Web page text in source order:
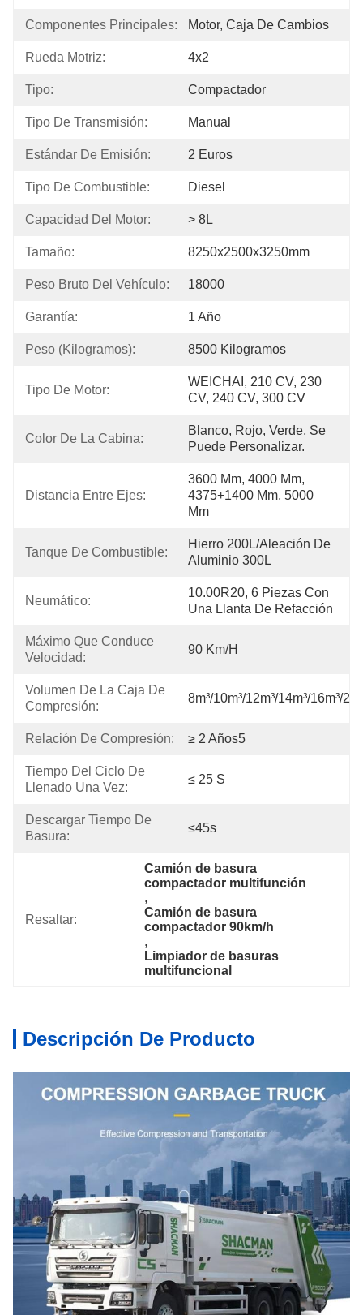
Componentes Principales: Motor, Caja De Cambios
Rueda Motriz: 4x2
Tipo: Compactador
Tipo De Transmisión: Manual
Estándar De Emisión: 2 Euros
Tipo De Combustible: Diesel
Capacidad Del Motor: > 8L
Tamaño: 8250x2500x3250mm
Peso Bruto Del Vehículo: 18000
Garantía: 1 Año
Peso (kilogramos): 8500 Kilogramos
Tipo De Motor:
WEICHAI, 210 CV, 230
CV, 240 CV, 300 CV
Color De La Cabina:
Blanco, Rojo, Verde, Se
Puede Personalizar.
Distancia Entre Ejes:
3600 Mm, 4000 Mm,
4375+1400 Mm, 5000
Mm
Tanque De Combustible:
Hierro 200L/aleación De
Aluminio 300L
Neumático:
10.00R20, 6 Piezas Con
Una Llanta De Refacción
Máximo Que Conduce
Velocidad:
90 Km/h
Volumen De La Caja De
Compresión:
8m³/10m³/12m³/14m³/16m³/
Relación De Compresión: ≥ 2 Años5
Tiempo Del Ciclo De
Llenado Una Vez:
≤ 25 S
Descargar Tiempo De
Basura:
≤45s
Resaltar:
Camión de basura
compactador multifunción
,
Camión de basura
compactador 90km/h
,
Limpiador de basuras
multifuncional
Descripción De Producto